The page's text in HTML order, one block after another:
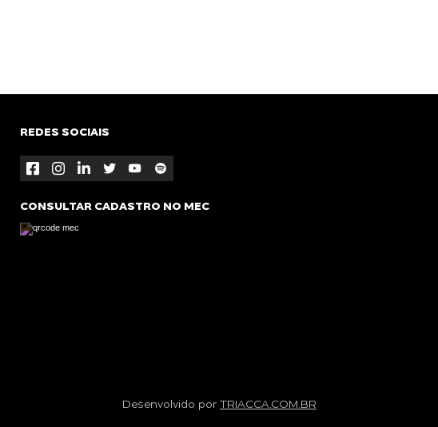
REDES SOCIAIS
CONSULTAR CADASTRO NO MEC
Desenvolvido por TRIACCA.COM.BR